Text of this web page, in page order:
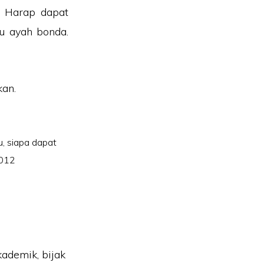
dapat
ayah bonda.
siapa dapat
bijak